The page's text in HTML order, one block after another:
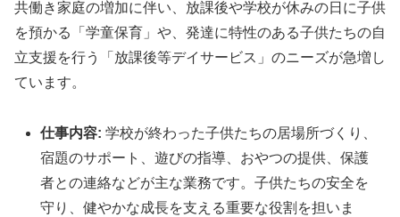
共働き家庭の増加に伴い、放課後や学校が休みの日に子供
を預かる「学童保育」や、発達に特性のある子供たちの自
立支援を行う「放課後等デイサービス」のニーズが急増し
ています。
仕事内容: 学校が終わった子供たちの居場所づくり、
宿題のサポート、遊びの指導、おやつの提供、保護
者との連絡などが主な業務です。子供たちの安全を
守り、健やかな成長を支える重要な役割を担いま